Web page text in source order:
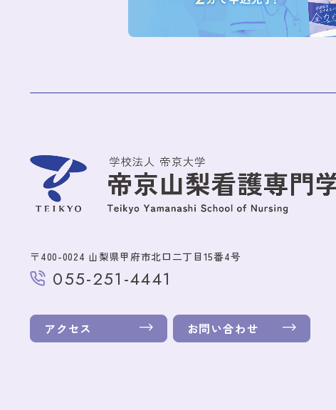
〒400-0024 山梨県甲府市北口二丁目15番4号
055-251-4441
アクセス お問い合わせ